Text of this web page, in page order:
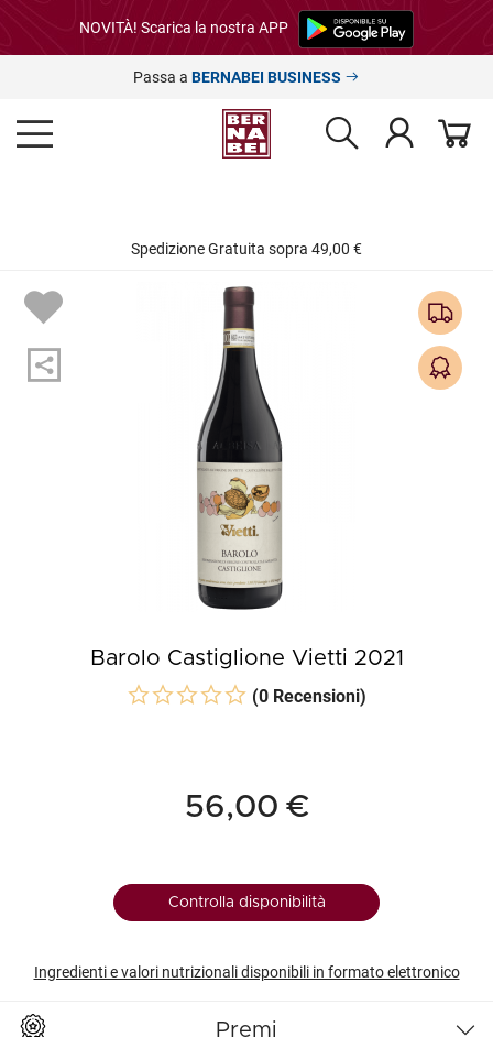
NOVITÀ! Scarica la nostra APP
Passa a BERNABEI BUSINESS
Spedizione Gratuita sopra 49,00 €
Barolo Castiglione Vietti 2021
(0 Recensioni)
56,00 €
Controlla disponibilità
Ingredienti e valori nutrizionali disponibili in formato elettronico
Premi